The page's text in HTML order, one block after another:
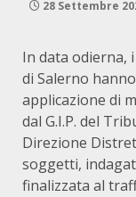
28 Settembre
In data odierna,
di Salerno
applicazione di
dal G.I.P. del
Direzione
soggetti,
finalizzata al